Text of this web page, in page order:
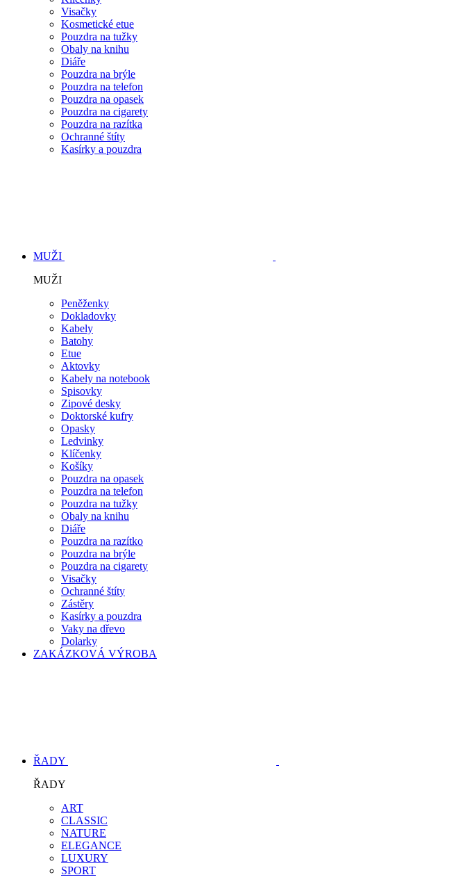
Visačky
Kosmetické etue
Pouzdra na tužky
Obaly na knihu
Diáře
Pouzdra na brýle
Pouzdra na telefon
Pouzdra na opasek
Pouzdra na cigarety
Pouzdra na razítka
Ochranné štíty
Kasírky a pouzdra
MUŽI
MUŽI
Peněženky
Dokladovky
Kabely
Batohy
Etue
Aktovky
Kabely na notebook
Spisovky
Zipové desky
Doktorské kufry
Opasky
Ledvinky
Klíčenky
Košíky
Pouzdra na opasek
Pouzdra na telefon
Pouzdra na tužky
Obaly na knihu
Diáře
Pouzdra na razítko
Pouzdra na brýle
Pouzdra na cigarety
Visačky
Ochranné štíty
Zástěry
Kasírky a pouzdra
Vaky na dřevo
Dolarky
ZAKÁZKOVÁ VÝROBA
ŘADY
ŘADY
ART
CLASSIC
NATURE
ELEGANCE
LUXURY
SPORT